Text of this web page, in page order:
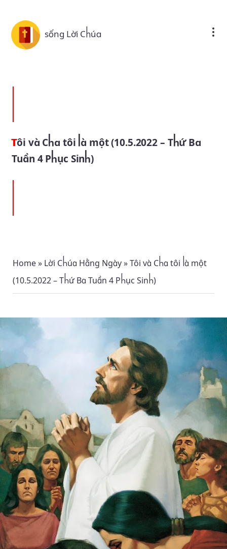
sống Lời Chúa
Tôi và Cha tôi là một (10.5.2022 – Thứ Ba
Tuần 4 Phục Sinh)
Home» Lời Chúa Hằng Ngày» Tôi và Cha tôi là một
(10.5.2022 – Thứ Ba Tuần 4 Phục Sinh)